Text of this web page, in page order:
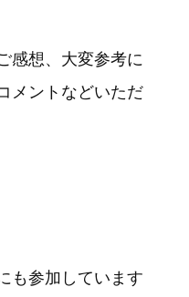
感想、大変参考に
メントなどいただ
も参加しています